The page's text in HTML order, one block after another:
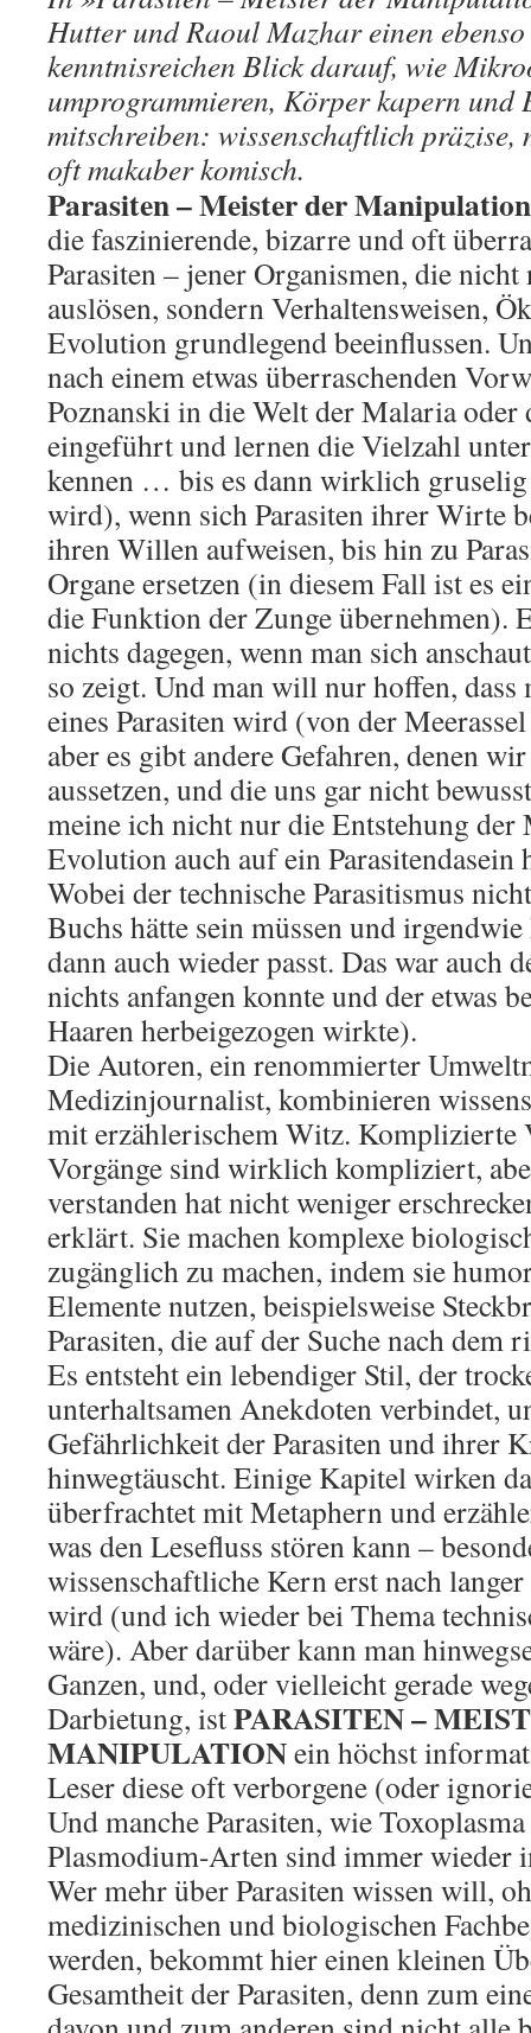
Hutter und Raoul Mazhar einen
kenntnisreichen Blick darauf, wie
umprogrammieren, Körper kapern und
mitschreiben: wissenschaftlich präzise,
oft makaber komisch.
Parasiten – Meister der Manipulation
die faszinierende, bizarre und oft
Parasiten – jener Organismen, die
auslösen, sondern Verhaltensweisen,
Evolution grundlegend beeinflussen.
nach einem etwas überraschenden
Poznanski in die Welt der Malaria oder
eingeführt und lernen die Vielzahl
kennen … bis es dann wirklich
wird), wenn sich Parasiten ihrer Wirte
ihren Willen aufweisen, bis hin zu
Organe ersetzen (in diesem Fall ist es
die Funktion der Zunge
nichts dagegen, wenn man sich
so zeigt. Und man will nur hoffen, dass
eines Parasiten wird (von der
aber es gibt andere Gefahren, denen
aussetzen, und die uns gar nicht
meine ich nicht nur die Entstehung
Evolution auch auf ein Parasitendasein
Wobei der technische Parasitismus
Buchs hätte sein müssen und
dann auch wieder passt. Das war auch
nichts anfangen konnte und der etwas
Haaren herbeigezogen wirkte).
Die Autoren, ein renommierter
Medizinjournalist, kombinieren
mit erzählerischem Witz. Komplizierte
Vorgänge sind wirklich kompliziert,
verstanden hat nicht weniger
erklärt. Sie machen komplexe
zugänglich zu machen, indem sie
Elemente nutzen, beispielsweise
Parasiten, die auf der Suche nach dem
Es entsteht ein lebendiger Stil, der
unterhaltsamen Anekdoten verbindet,
Gefährlichkeit der Parasiten und ihrer
hinwegtäuscht. Einige Kapitel wirken
überfrachtet mit Metaphern und
was den Lesefluss stören kann –
wissenschaftliche Kern erst nach
wird (und ich wieder bei Thema
wäre). Aber darüber kann man
Ganzen, und, oder vielleicht gerade
Darbietung, istPARASITEN –
MANIPULATIONein höchst
Leser diese oft verborgene (oder
Und manche Parasiten, wie
Plasmodium-Arten sind immer wieder
Wer mehr über Parasiten wissen will,
medizinischen und biologischen
werden, bekommt hier einen kleinen
Gesamtheit der Parasiten, denn zum